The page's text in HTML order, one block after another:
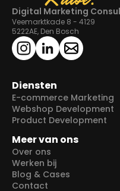
Digital Marketing
Veemarktkade 8 - 4129
5222AE, Den Bosch
Diensten
E-commerce Marketing
Webshop Development
Product Development
Meer van ons
Over ons
Werken bij
Blog & Cases
Contact